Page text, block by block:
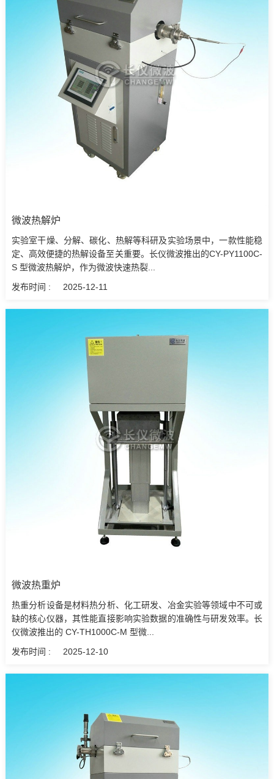
微波热解炉
实验室干燥、分解、碳化、热解等科研及实验场景中，一款性能稳
定、高效便捷的热解设备至关重要。长仪微波推出的CY-PY1100C-
S 型微波热解炉，作为微波快速热裂...
发布时间 :
2025-12-11
微波热重炉
热重分析设备是材料热分析、化工研发、冶金实验等领域中不可或
缺的核心仪器，其性能直接影响实验数据的准确性与研发效率。长
仪微波推出的 CY-TH1000C-M 型微...
发布时间 :
2025-12-10